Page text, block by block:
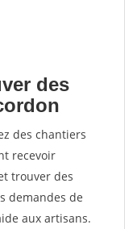
des
des chantiers
recevoir
trouver des
demandes de
aux artisans.